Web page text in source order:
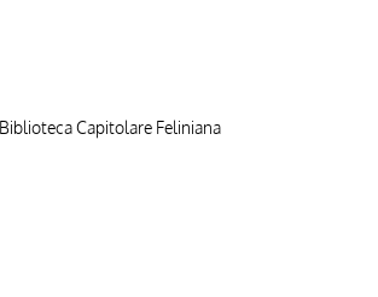
Capitolare Feliniana